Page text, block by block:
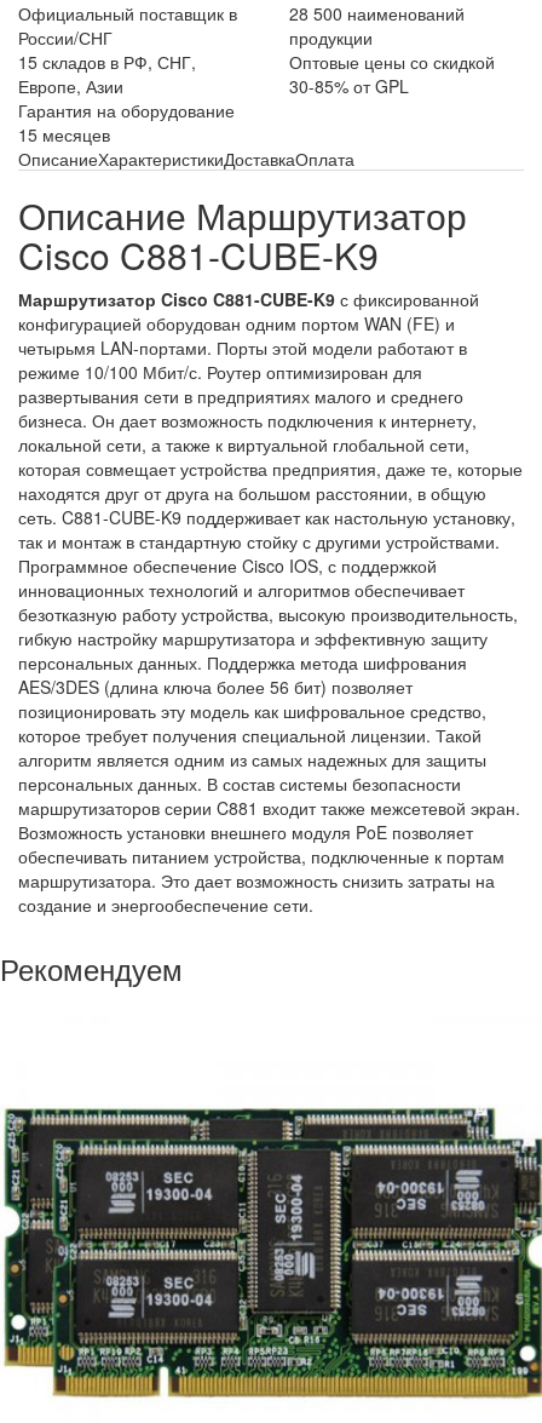
Официальный поставщик в
России/СНГ
28 500 наименований
продукции
15 складов в РФ, СНГ,
Европе, Азии
Оптовые цены со скидкой
30-85% от GPL
Гарантия на оборудование
15 месяцев
ОписаниеХарактеристикиДоставкаОплата
Описание Маршрутизатор
Cisco C881-CUBE-K9
Маршрутизатор Cisco C881-CUBE-K9 с фиксированной
конфигурацией оборудован одним портом WAN (FE) и
четырьмя LAN-портами. Порты этой модели работают в
режиме 10/100 Мбит/с. Роутер оптимизирован для
развертывания сети в предприятиях малого и среднего
бизнеса. Он дает возможность подключения к интернету,
локальной сети, а также к виртуальной глобальной сети,
которая совмещает устройства предприятия, даже те, которые
находятся друг от друга на большом расстоянии, в общую
сеть. C881-CUBE-K9 поддерживает как настольную установку,
так и монтаж в стандартную стойку с другими устройствами.
Программное обеспечение Cisco IOS, с поддержкой
инновационных технологий и алгоритмов обеспечивает
безотказную работу устройства, высокую производительность,
гибкую настройку маршрутизатора и эффективную защиту
персональных данных. Поддержка метода шифрования
AES/3DES (длина ключа более 56 бит) позволяет
позиционировать эту модель как шифровальное средство,
которое требует получения специальной лицензии. Такой
алгоритм является одним из самых надежных для защиты
персональных данных. В состав системы безопасности
маршрутизаторов серии C881 входит также межсетевой экран.
Возможность установки внешнего модуля PoE позволяет
обеспечивать питанием устройства, подключенные к портам
маршрутизатора. Это дает возможность снизить затраты на
создание и энергообеспечение сети.
Рекомендуем